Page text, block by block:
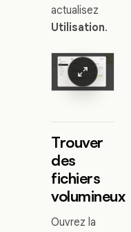
actualisez
Utilisation.
Trouver
des
fichiers
volumineux
Ouvrez la